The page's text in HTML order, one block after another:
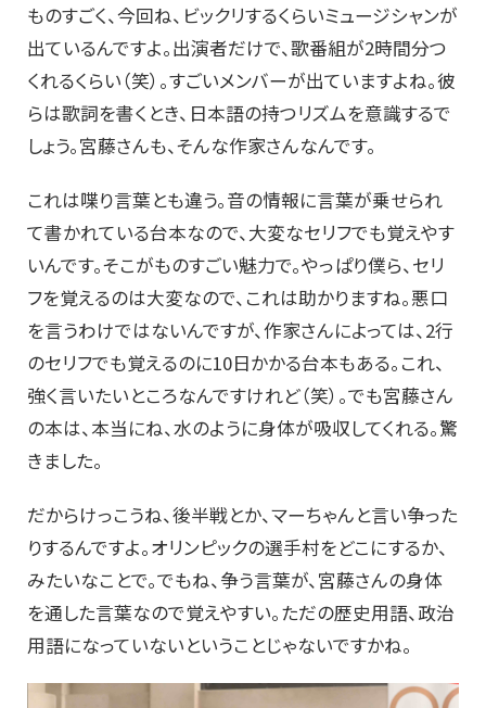
ものすごく、今回ね、ビックリするくらいミュージシャンが
出ているんですよ。出演者だけで、歌番組が2時間分つ
くれるくらい（笑）。すごいメンバーが出ていますよね。彼
らは歌詞を書くとき、日本語の持つリズムを意識するで
しょう。宮藤さんも、そんな作家さんなんです。
これは喋り言葉とも違う。音の情報に言葉が乗せられ
て書かれている台本なので、大変なセリフでも覚えやす
いんです。そこがものすごい魅力で。やっぱり僕ら、セリ
フを覚えるのは大変なので、これは助かりますね。悪口
を言うわけではないんですが、作家さんによっては、2行
のセリフでも覚えるのに10日かかる台本もある。これ、
強く言いたいところなんですけれど（笑）。でも宮藤さん
の本は、本当にね、水のように身体が吸収してくれる。驚
きました。
だからけっこうね、後半戦とか、マーちゃんと言い争った
りするんですよ。オリンピックの選手村をどこにするか、
みたいなことで。でもね、争う言葉が、宮藤さんの身体
を通した言葉なので覚えやすい。ただの歴史用語、政治
用語になっていないということじゃないですかね。